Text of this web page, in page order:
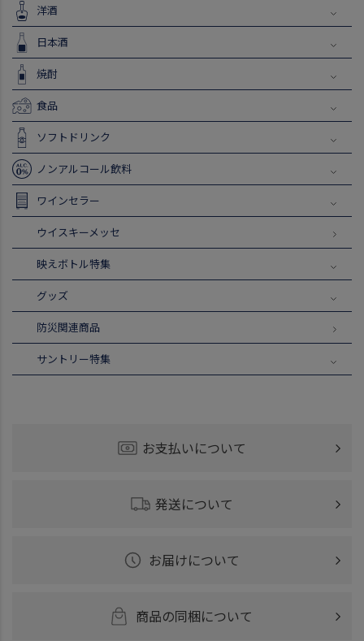
洋酒
日本酒
焼酎
食品
ソフトドリンク
ノンアルコール飲料
ワインセラー
ウイスキーメッセ
映えボトル特集
グッズ
防災関連商品
サントリー特集
お支払いについて
発送について
お届けについて
商品の同梱について